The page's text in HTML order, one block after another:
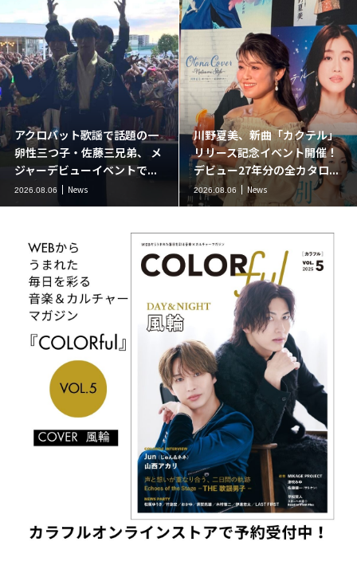
アクロバット歌謡で話題の一
卵性三つ子・佐藤三兄弟、 メ
ジャーデビューイベントで...
2026.08.06 News
川野夏美、新曲「カクテル」
リリース記念イベント開催！
デビュー27年分の全カタロ...
2026.08.06 News